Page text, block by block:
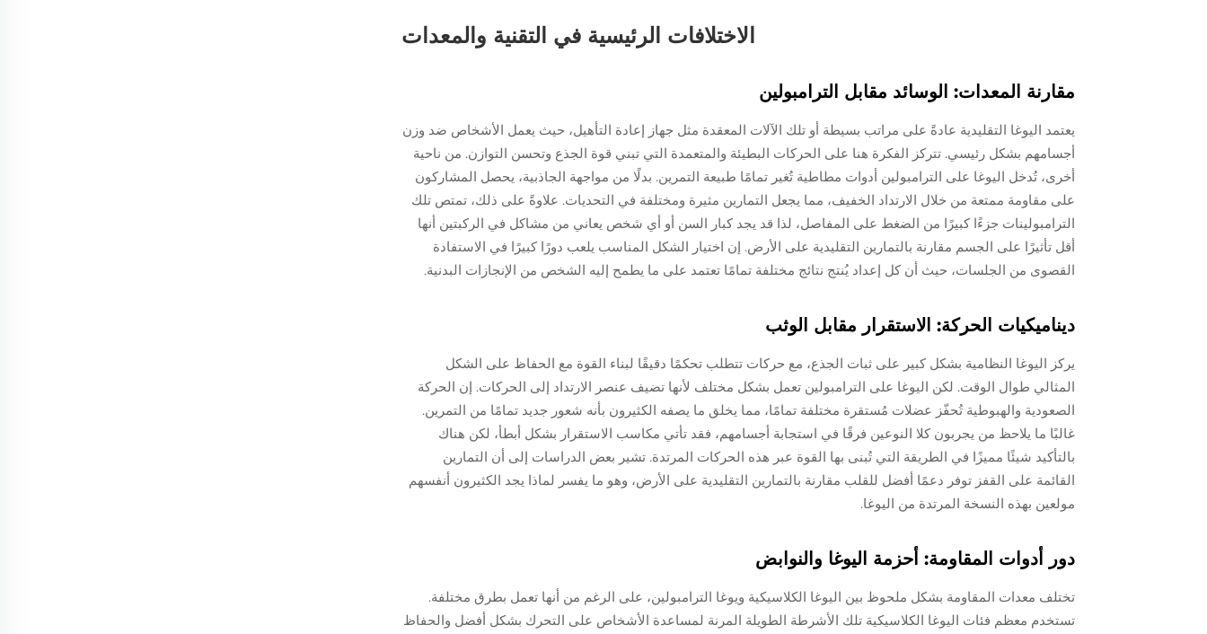
الاختلافات الرئيسية في التقنية والمعدات
مقارنة المعدات: الوسائد مقابل الترامبولين
يعتمد اليوغا التقليدية عادةً على مراتب بسيطة أو تلك الآلات المعقدة مثل جهاز إعادة التأهيل، حيث يعمل الأشخاص ضد وزن
أجسامهم بشكل رئيسي. تتركز الفكرة هنا على الحركات البطيئة والمتعمدة التي تبني قوة الجذع وتحسن التوازن. من ناحية
أخرى، تُدخل اليوغا على الترامبولين أدوات مطاطية تُغير تمامًا طبيعة التمرين. بدلًا من مواجهة الجاذبية، يحصل المشاركون
على مقاومة ممتعة من خلال الارتداد الخفيف، مما يجعل التمارين مثيرة ومختلفة في التحديات. علاوةً على ذلك، تمتص تلك
الترامبولينات جزءًا كبيرًا من الضغط على المفاصل، لذا قد يجد كبار السن أو أي شخص يعاني من مشاكل في الركبتين أنها
أقل تأثيرًا على الجسم مقارنة بالتمارين التقليدية على الأرض. إن اختيار الشكل المناسب يلعب دورًا كبيرًا في الاستفادة
القصوى من الجلسات، حيث أن كل إعداد يُنتج نتائج مختلفة تمامًا تعتمد على ما يطمح إليه الشخص من الإنجازات البدنية.
ديناميكيات الحركة: الاستقرار مقابل الوثب
يركز اليوغا النظامية بشكل كبير على ثبات الجذع، مع حركات تتطلب تحكمًا دقيقًا لبناء القوة مع الحفاظ على الشكل
المثالي طوال الوقت. لكن اليوغا على الترامبولين تعمل بشكل مختلف لأنها تضيف عنصر الارتداد إلى الحركات. إن الحركة
الصعودية والهبوطية تُحفّز عضلات مُستقرة مختلفة تمامًا، مما يخلق ما يصفه الكثيرون بأنه شعور جديد تمامًا من التمرين.
غالبًا ما يلاحظ من يجربون كلا النوعين فرقًا في استجابة أجسامهم، فقد تأتي مكاسب الاستقرار بشكل أبطأ، لكن هناك
بالتأكيد شيئًا مميزًا في الطريقة التي تُبنى بها القوة عبر هذه الحركات المرتدة. تشير بعض الدراسات إلى أن التمارين
القائمة على القفز توفر دعمًا أفضل للقلب مقارنة بالتمارين التقليدية على الأرض، وهو ما يفسر لماذا يجد الكثيرون أنفسهم
مولعين بهذه النسخة المرتدة من اليوغا.
دور أدوات المقاومة: أحزمة اليوغا والنوابض
تختلف معدات المقاومة بشكل ملحوظ بين اليوغا الكلاسيكية ويوغا الترامبولين، على الرغم من أنها تعمل بطرق مختلفة.
تستخدم معظم فئات اليوغا الكلاسيكية تلك الأشرطة الطويلة المرنة لمساعدة الأشخاص على التحرك بشكل أفضل والحفاظ